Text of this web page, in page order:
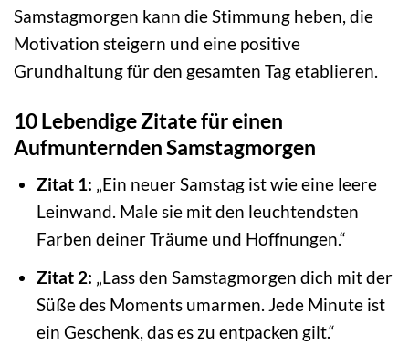
Samstagmorgen kann die Stimmung heben, die
Motivation steigern und eine positive
Grundhaltung für den gesamten Tag etablieren.
10 Lebendige Zitate für einen
Aufmunternden Samstagmorgen
Zitat 1: „Ein neuer Samstag ist wie eine leere
Leinwand. Male sie mit den leuchtendsten
Farben deiner Träume und Hoffnungen.“
Zitat 2: „Lass den Samstagmorgen dich mit der
Süße des Moments umarmen. Jede Minute ist
ein Geschenk, das es zu entpacken gilt.“